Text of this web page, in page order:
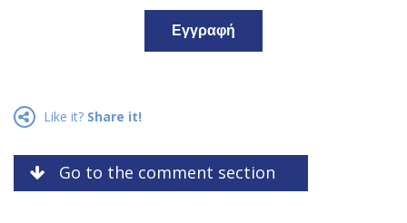
Εγγραφή
Like it? Share it!
Go to the comment section